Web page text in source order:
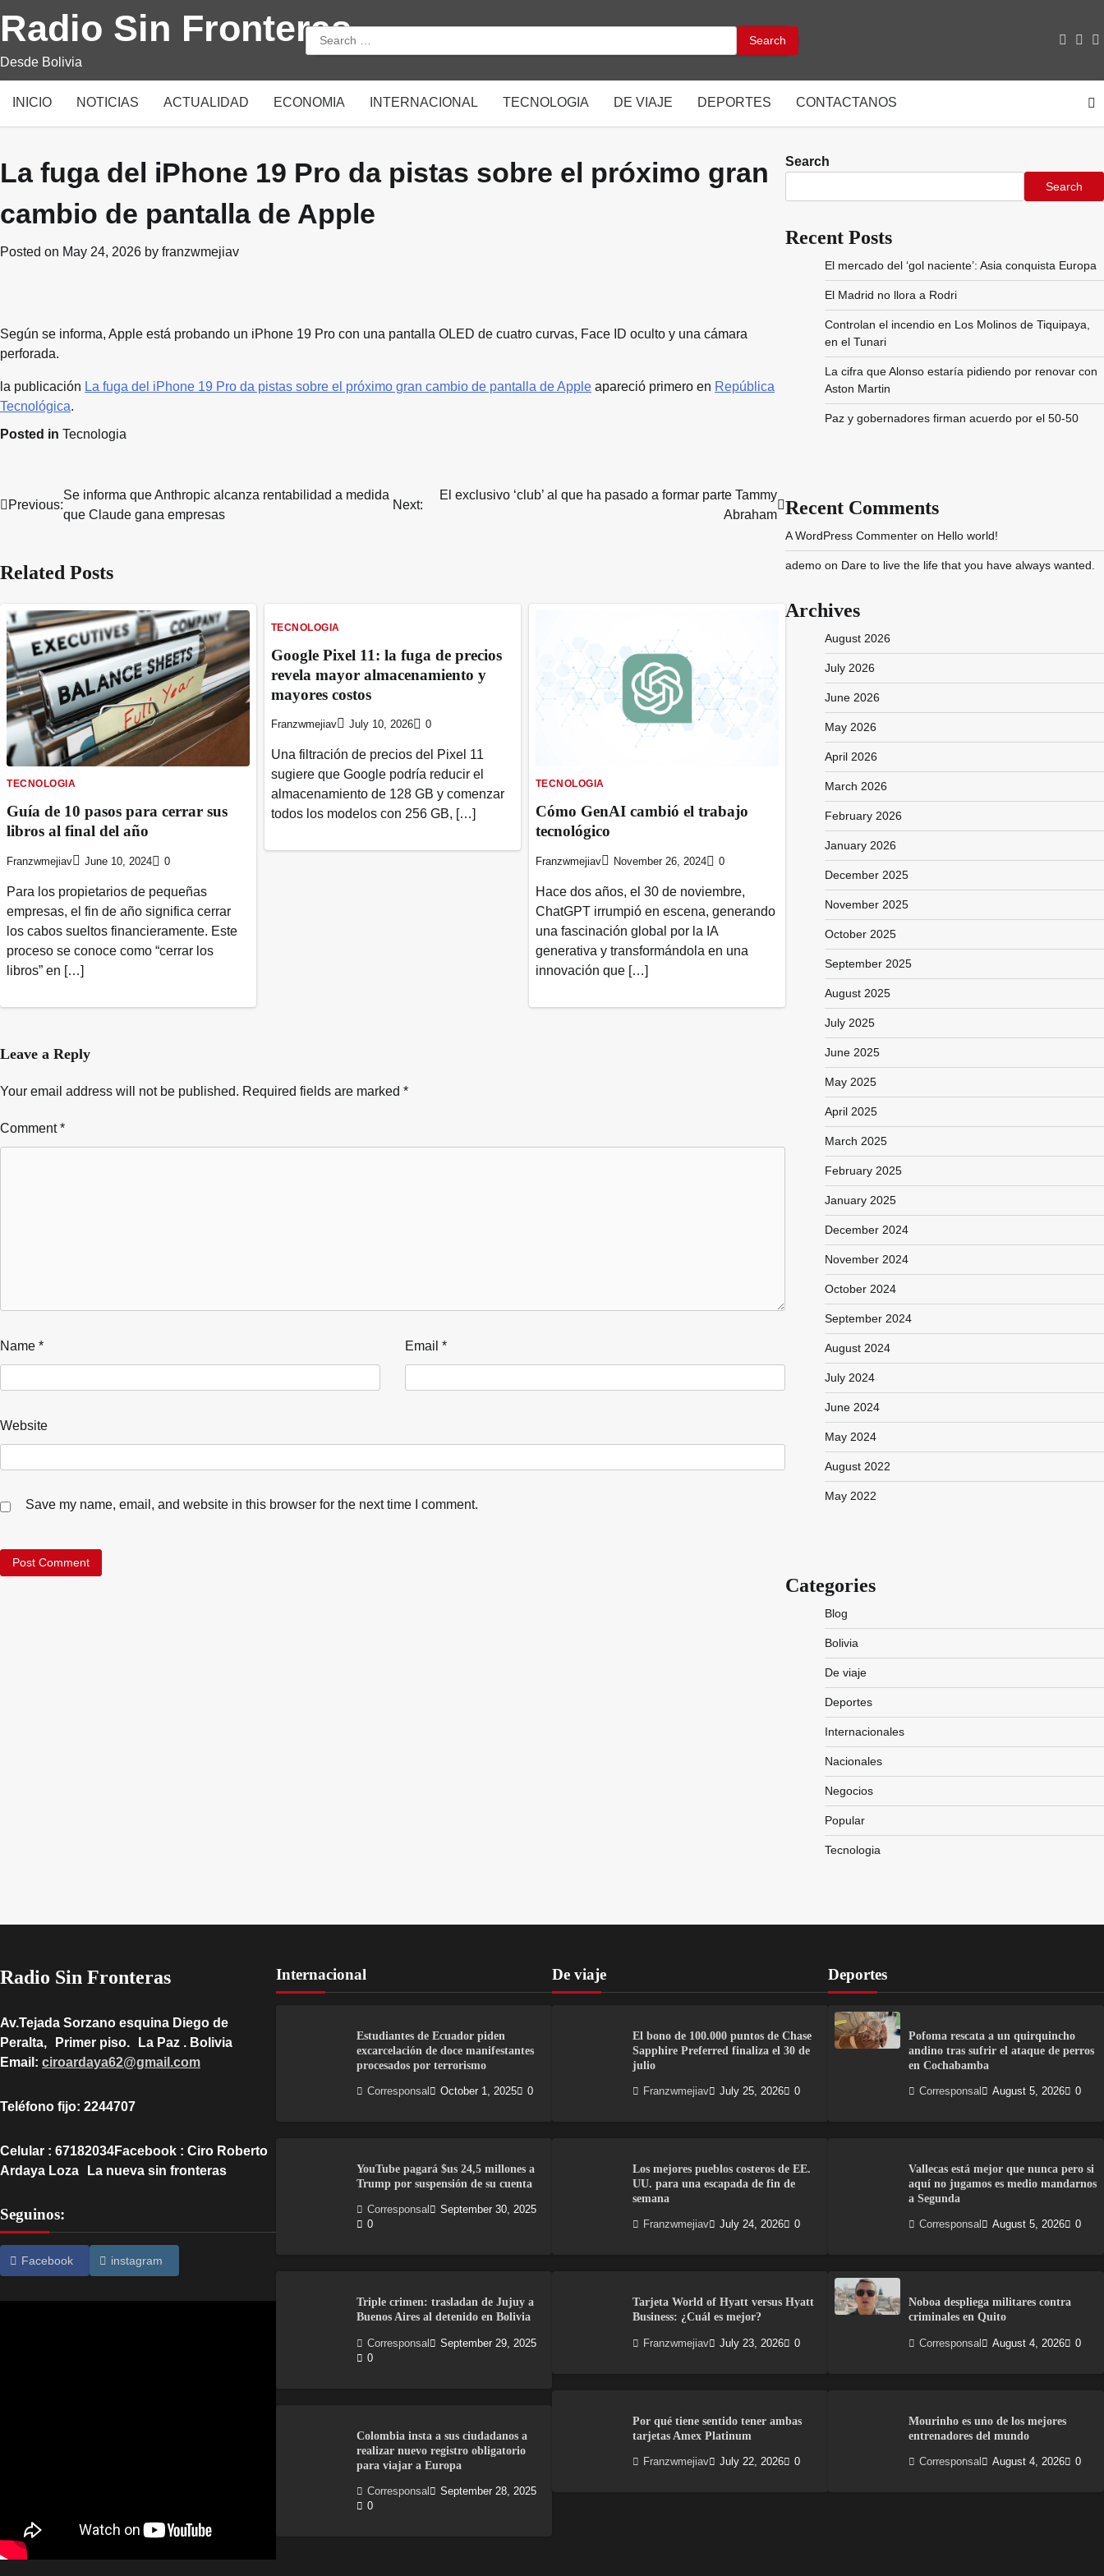
to
Radio Sin Fronteras
Desde Bolivia
Search
for:
INICIO NOTICIAS ACTUALIDAD ECONOMIA INTERNACIONAL TECNOLOGIA DE VIAJE DEPORTES CONTACTANOS
La fuga del iPhone 19 Pro da pistas sobre el próximo gran
cambio de pantalla de Apple
Posted on May 24, 2026 by franzwmejiav
Según se informa, Apple está probando un iPhone 19 Pro con una pantalla OLED de cuatro curvas, Face ID oculto y una cámara
perforada.
la publicación La fuga del iPhone 19 Pro da pistas sobre el próximo gran cambio de pantalla de Apple apareció primero en República
Tecnológica.
Posted in Tecnologia
Post
navigation
Previous:
Se informa que Anthropic alcanza rentabilidad a medida
que Claude gana empresas
Next:
El exclusivo ‘club’ al que ha pasado a formar parte Tammy
Abraham
Related Posts
TECNOLOGIA
Guía de 10 pasos para cerrar sus
libros al final del año
Franzwmejiav June 10, 2024 0
Para los propietarios de pequeñas
empresas, el fin de año significa cerrar
los cabos sueltos financieramente. Este
proceso se conoce como “cerrar los
libros” en […]
TECNOLOGIA
Google Pixel 11: la fuga de precios
revela mayor almacenamiento y
mayores costos
Franzwmejiav July 10, 2026 0
Una filtración de precios del Pixel 11
sugiere que Google podría reducir el
almacenamiento de 128 GB y comenzar
todos los modelos con 256 GB, […]
TECNOLOGIA
Cómo GenAI cambió el trabajo
tecnológico
Franzwmejiav November 26, 2024 0
Hace dos años, el 30 de noviembre,
ChatGPT irrumpió en escena, generando
una fascinación global por la IA
generativa y transformándola en una
innovación que […]
Leave a Reply
Your email address will not be published. Required fields are marked *
Comment*
Name * Email *
Website
Save my name, email, and website in this browser for the next time I comment.
Search
Search
Recent Posts
El mercado del ‘gol naciente’: Asia conquista Europa
El Madrid no llora a Rodri
Controlan el incendio en Los Molinos de Tiquipaya,
en el Tunari
La cifra que Alonso estaría pidiendo por renovar con
Aston Martin
Paz y gobernadores firman acuerdo por el 50-50
Recent Comments
A WordPress Commenteron Hello world!
ademoon Dare to live the life that you have always wanted.
Archives
August 2026
July 2026
June 2026
May 2026
April 2026
March 2026
February 2026
January 2026
December 2025
November 2025
October 2025
September 2025
August 2025
July 2025
June 2025
May 2025
April 2025
March 2025
February 2025
January 2025
December 2024
November 2024
October 2024
September 2024
August 2024
July 2024
June 2024
May 2024
August 2022
May 2022
Categories
Blog
Bolivia
De viaje
Deportes
Internacionales
Nacionales
Negocios
Popular
Tecnologia
Radio Sin Fronteras
Av.Tejada Sorzano esquina Diego de
Peralta, Primer piso. La Paz . Bolivia
Email: ciroardaya62@gmail.com
Teléfono fijo: 2244707
Celular : 67182034Facebook : Ciro Roberto
Ardaya Loza La nueva sin fronteras
Seguinos:
Facebook instagram
Internacional
Estudiantes de Ecuador piden
excarcelación de doce manifestantes
procesados por terrorismo
Corresponsal October 1, 2025 0
YouTube pagará $us 24,5 millones a
Trump por suspensión de su cuenta
Corresponsal
September 30, 2025
0
Triple crimen: trasladan de Jujuy a
Buenos Aires al detenido en Bolivia
Corresponsal
September 29, 2025
0
Colombia insta a sus ciudadanos a
realizar nuevo registro obligatorio
para viajar a Europa
Corresponsal
September 28, 2025
0
De viaje
El bono de 100.000 puntos de Chase
Sapphire Preferred finaliza el 30 de
julio
Franzwmejiav July 25, 2026 0
Los mejores pueblos costeros de EE.
UU. para una escapada de fin de
semana
Franzwmejiav July 24, 2026 0
Tarjeta World of Hyatt versus Hyatt
Business: ¿Cuál es mejor?
Franzwmejiav July 23, 2026 0
Por qué tiene sentido tener ambas
tarjetas Amex Platinum
Franzwmejiav July 22, 2026 0
Deportes
Pofoma rescata a un quirquincho
andino tras sufrir el ataque de perros
en Cochabamba
Corresponsal August 5, 2026 0
Vallecas está mejor que nunca pero si
aquí no jugamos es medio mandarnos
a Segunda
Corresponsal August 5, 2026 0
Noboa despliega militares contra
criminales en Quito
Corresponsal August 4, 2026 0
Mourinho es uno de los mejores
entrenadores del mundo
Corresponsal August 4, 2026 0